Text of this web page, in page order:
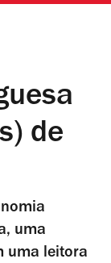
de
uma
uma leitora